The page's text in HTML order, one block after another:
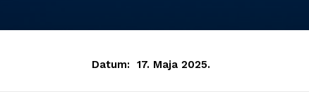
Datum: 17. Maja 2025.